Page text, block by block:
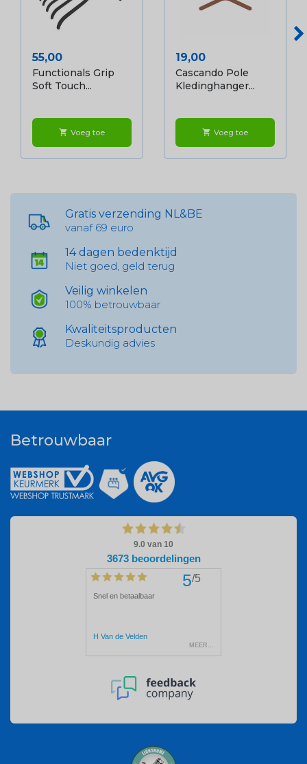
Prijs
55,00
Functionals Grip
Soft Touch...
shopping_cart Voeg toe
Prijs
19,00
Cascando Pole
Kledinghanger...
shopping_cart Voeg toe
Gratis verzending NL&BE
vanaf 69 euro
14 dagen bedenktijd
Niet goed, geld terug
Veilig winkelen
100% betrouwbaar
Kwaliteitsproducten
Deskundig advies
Betrouwbaar